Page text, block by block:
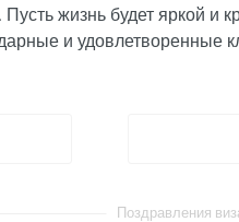
жизнь будет яркой и
и удовлетворенные
Поздравления